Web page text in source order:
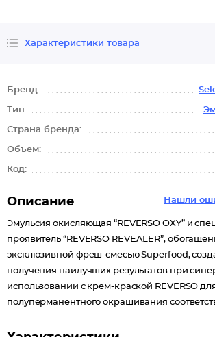
Характеристики товара
Бренд:
Тип:
Страна бренда:
Объем:
Код:
Нашли
Описание
Эмульсия окисляющая “REVERSO OXY” и
проявитель “REVERSO REVEALER”,
эксклюзивной фреш-смесью Superfood,
получения наилучших результатов при
использовании с крем-краской REVERSO
полуперманентного окрашивания